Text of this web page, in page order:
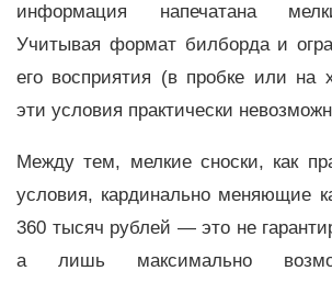
информация напечатана
Учитывая формат билборда и
его восприятия (в пробке или на
эти условия практически
Между тем, мелкие сноски, как
условия, кардинально меняющие
360 тысяч рублей — это не
а лишь максимально